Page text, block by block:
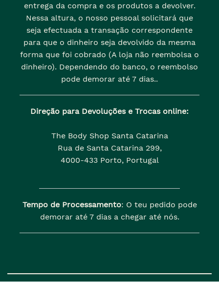
entrega da compra e os produtos a devolver.
Nessa altura, o nosso pessoal solicitará que
seja efectuada a transação correspondente
para que o dinheiro seja devolvido da mesma
forma que foi cobrado (A loja não reembolsa o
dinheiro). Dependendo do banco, o reembolso
pode demorar até 7 dias..
Direção para Devoluções e Trocas online:
The Body Shop Santa Catarina
Rua de Santa Catarina 299,
4000-433 Porto, Portugal
Tempo de Processamento: O teu pedido pode
demorar até 7 dias a chegar até nós.